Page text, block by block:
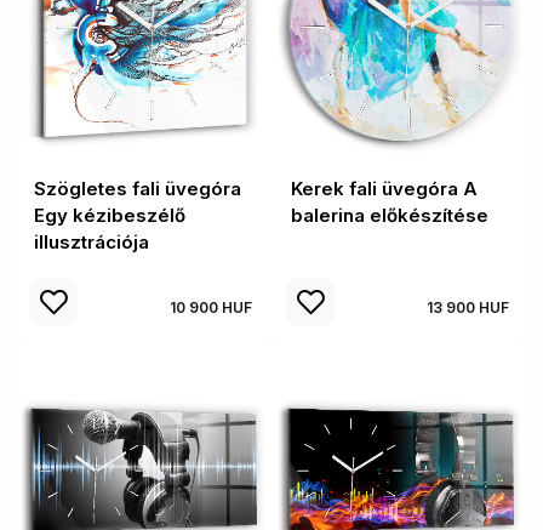
Szögletes fali üvegóra
Egy kézibeszélő
illusztrációja
10 900 HUF
Kerek fali üvegóra A
balerina előkészítése
13 900 HUF